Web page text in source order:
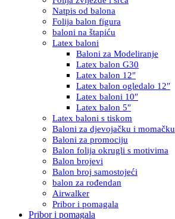
Natpis od balona
Folija balon figura
baloni na štapiću
Latex baloni
Baloni za Modeliranje
Latex balon G30
Latex balon 12″
Latex balon ogledalo 12″
Latex baloni 10″
Latex balon 5″
Latex baloni s tiskom
Baloni za djevojačku i momačku
Baloni za promociju
Balon folija okrugli s motivima
Balon brojevi
Balon broj samostojeći
balon za rođendan
Airwalker
Pribor i pomagala
Pribor i pomagala